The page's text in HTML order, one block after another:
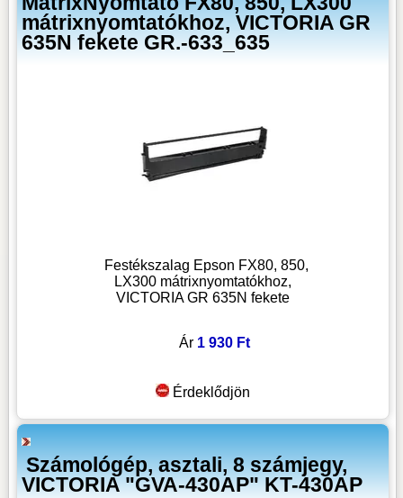
mátrixnyomtatókhoz, VICTORIA GR
635N fekete GR.-633_635
Festékszalag Epson FX80, 850,
LX300 mátrixnyomtatókhoz,
VICTORIA GR 635N fekete
Ár 1 930 Ft
Érdeklődjön
Számológép, asztali, 8 számjegy,
VICTORIA "GVA-430AP" KT-430AP